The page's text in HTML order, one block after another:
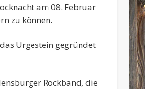
am 08. Februar
zu können.
das Urgestein gegründet
Rockband, die